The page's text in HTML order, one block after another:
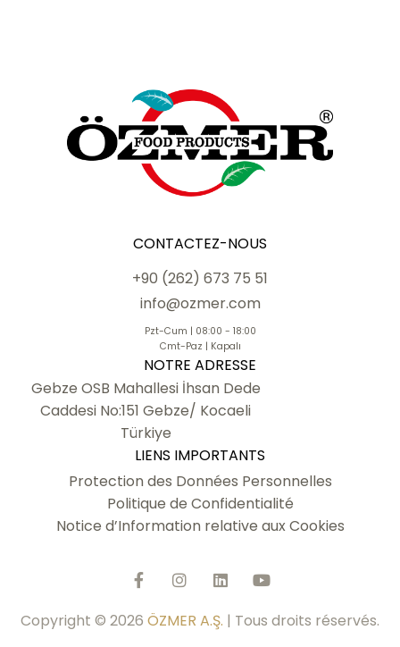
CONTACTEZ-NOUS
+90 (262) 673 75 51
info@ozmer.com
Pzt-Cum | 08:00 - 18:00
Cmt-Paz | Kapalı
NOTRE ADRESSE
Gebze OSB Mahallesi İhsan Dede
Caddesi No:151 Gebze/ Kocaeli
Türkiye
LIENS IMPORTANTS
Protection des Données Personnelles
Politique de Confidentialité
Notice d’Information relative aux Cookies
Copyright © 2026 ÖZMER A.Ş. | Tous droits réservés.